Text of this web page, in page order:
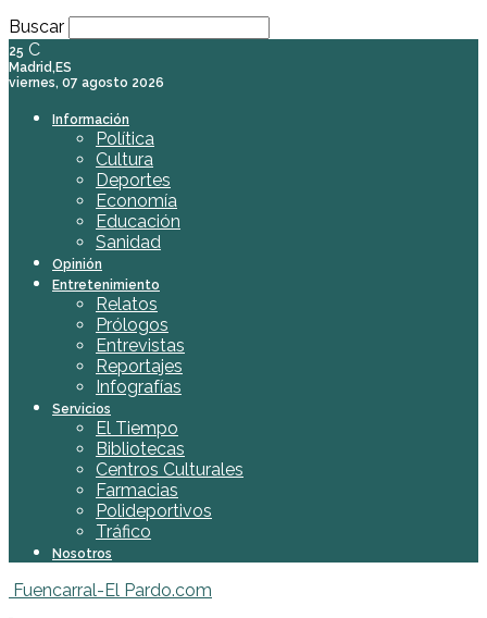
Buscar
25 C
Madrid,ES
viernes, 07 agosto 2026
Información
Política
Cultura
Deportes
Economía
Educación
Sanidad
Opinión
Entretenimiento
Relatos
Prólogos
Entrevistas
Reportajes
Infografías
Servicios
El Tiempo
Bibliotecas
Centros Culturales
Farmacias
Polideportivos
Tráfico
Nosotros
Fuencarral-El Pardo.com